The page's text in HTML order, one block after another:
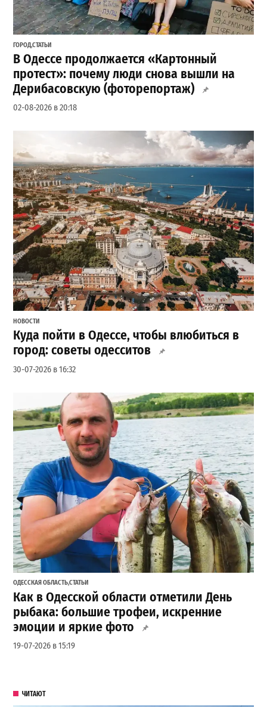
ГОРОД,СТАТЬИ
В Одессе продолжается «Картонный
протест»: почему люди снова вышли на
Дерибасовскую (фоторепортаж)
02-08-2026 в 20:18
НОВОСТИ
Куда пойти в Одессе, чтобы влюбиться в
город: советы одесситов
30-07-2026 в 16:32
ОДЕССКАЯ ОБЛАСТЬ,СТАТЬИ
Как в Одесской области отметили День
рыбака: большие трофеи, искренние
эмоции и яркие фото
19-07-2026 в 15:19
ЧИТАЮТ